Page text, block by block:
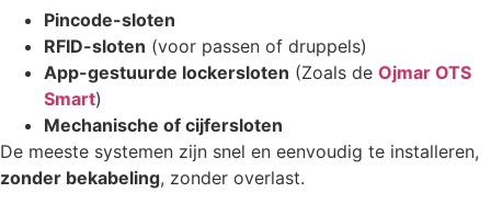
Pincode-sloten
RFID-sloten (voor passen of druppels)
App-gestuurde lockersloten (Zoals de Ojmar OTS
Smart)
Mechanische of cijfersloten
De meeste systemen zijn snel en eenvoudig te installeren,
zonder bekabeling, zonder overlast.